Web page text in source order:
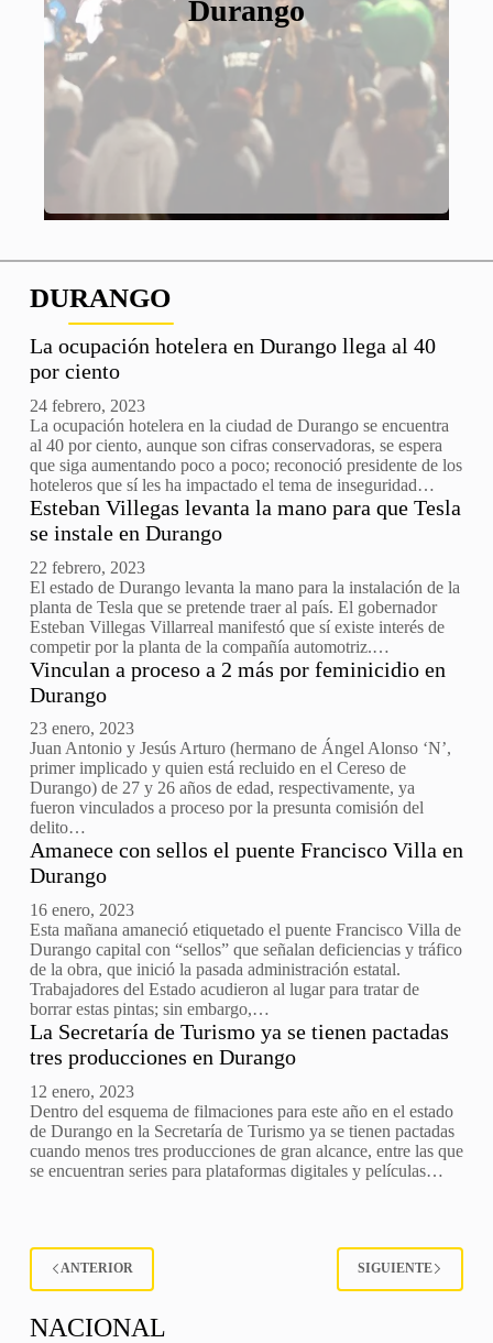
emergencia
Durango
reportan
aseguramiento de
arsenal y saldo mortal
sin confirmar
plazas del Servicio
Profesional Electoral
exportaciones de
ganado a Estados
Unidos
DURANGO
La ocupación hotelera en Durango llega al 40
por ciento
24 febrero, 2023
La ocupación hotelera en la ciudad de Durango se encuentra
al 40 por ciento, aunque son cifras conservadoras, se espera
que siga aumentando poco a poco; reconoció presidente de los
hoteleros que sí les ha impactado el tema de inseguridad…
Esteban Villegas levanta la mano para que Tesla
se instale en Durango
22 febrero, 2023
El estado de Durango levanta la mano para la instalación de la
planta de Tesla que se pretende traer al país. El gobernador
Esteban Villegas Villarreal manifestó que sí existe interés de
competir por la planta de la compañía automotriz.…
Vinculan a proceso a 2 más por feminicidio en
Durango
23 enero, 2023
Juan Antonio y Jesús Arturo (hermano de Ángel Alonso ‘N’,
primer implicado y quien está recluido en el Cereso de
Durango) de 27 y 26 años de edad, respectivamente, ya
fueron vinculados a proceso por la presunta comisión del
delito…
Amanece con sellos el puente Francisco Villa en
Durango
16 enero, 2023
Esta mañana amaneció etiquetado el puente Francisco Villa de
Durango capital con “sellos” que señalan deficiencias y tráfico
de la obra, que inició la pasada administración estatal.
Trabajadores del Estado acudieron al lugar para tratar de
borrar estas pintas; sin embargo,…
La Secretaría de Turismo ya se tienen pactadas
tres producciones en Durango
12 enero, 2023
Dentro del esquema de filmaciones para este año en el estado
de Durango en la Secretaría de Turismo ya se tienen pactadas
cuando menos tres producciones de gran alcance, entre las que
se encuentran series para plataformas digitales y películas…
ANTERIOR SIGUIENTE
NACIONAL